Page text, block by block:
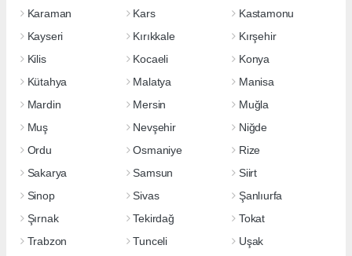
Karaman
Kars
Kastamonu
Kayseri
Kırıkkale
Kırşehir
Kilis
Kocaeli
Konya
Kütahya
Malatya
Manisa
Mardin
Mersin
Muğla
Muş
Nevşehir
Niğde
Ordu
Osmaniye
Rize
Sakarya
Samsun
Siirt
Sinop
Sivas
Şanlıurfa
Şırnak
Tekirdağ
Tokat
Trabzon
Tunceli Uşak